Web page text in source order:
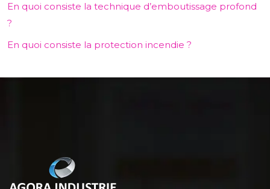
En quoi consiste la technique d’emboutissage profond
?
En quoi consiste la protection incendie ?